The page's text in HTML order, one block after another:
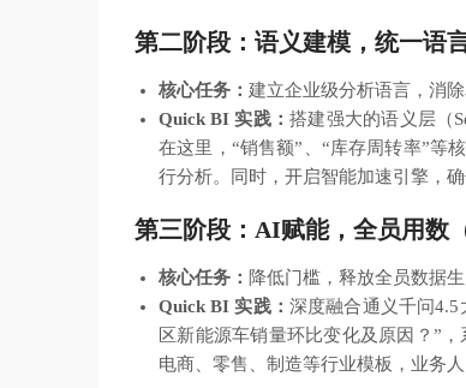
第二阶段：语义建模，统一语
核心任务： 建立企业级分析语言，消除
Quick BI 实践：搭建强大的语义层（
在这里，“销售额”、“库存周转率”等
行分析。同时，开启智能加速引擎，
第三阶段：AI赋能，全员用数
核心任务： 降低门槛，释放全员数据生
Quick BI 实践： 深度融合通义千问
区新能源车销量环比变化及原因？”
电商、零售、制造等行业模板，业务